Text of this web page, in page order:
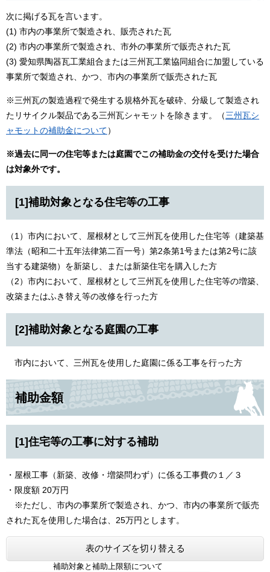
次に掲げる瓦を言います。
(1) 市内の事業所で製造され、販売された瓦
(2) 市内の事業所で製造され、市外の事業所で販売された瓦
(3) 愛知県陶器瓦工業組合または三州瓦工業協同組合に加盟している
事業所で製造され、かつ、市内の事業所で販売された瓦
※三州瓦の製造過程で発生する規格外瓦を破砕、分級して製造され
たリサイクル製品である三州瓦シャモットを除きます。（三州瓦シ
ャモットの補助金について）​
※過去に同一の住宅等または庭園でこの補助金の交付を受けた場合
は対象外です。​​
[1]補助対象となる住宅等の工事
（1）市内において、屋根材として三州瓦を使用した住宅等（建築基
準法（昭和二十五年法律第二百一号）第2条第1号または第2号に該
当する建築物）を新築し、または新築住宅を購入した方
（2）市内において、屋根材として三州瓦を使用した住宅等の増築、
改築またはふき替え等の改修を行った方
[2]補助対象となる庭園の工事
市内において、三州瓦を使用した庭園に係る工事を行った方
補助金額
[1]住宅等の工事に対する補助
・屋根工事（新築、改修・増築問わず）に係る工事費の１／３
・限度額 20万円
※ただし、市内の事業所で製造され、かつ、市内の事業所で販売
された瓦を使用した場合は、25万円とします。
表のサイズを切り替える
補助対象と補助上限額について